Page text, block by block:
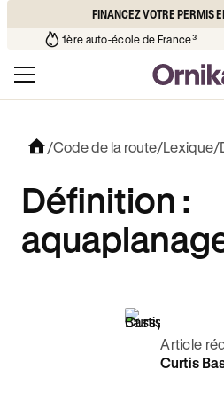
FINANCEZ VOTRE PERMIS
que l’auto-école de votre quartier¹
/Code de la route/Lexique/
Définition :
Article
Curtis